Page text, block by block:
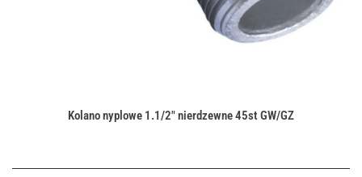
Kolano nyplowe 1.1/2" nierdzewne 45st GW/GZ